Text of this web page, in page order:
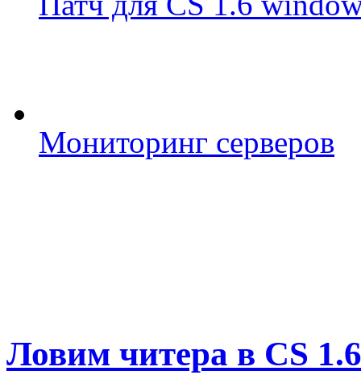
Мониторинг серверов
Ловим читера в CS 1.6